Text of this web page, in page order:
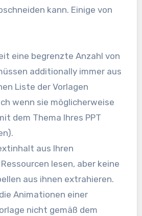
kann. Einige von
eine begrenzte Anzahl von
additionally immer aus
Liste der Vorlagen
wenn sie möglicherweise
dem Thema Ihres PPT
aus Ihren
lesen, aber keine
aus ihnen extrahieren.
Animationen einer
nicht gemäß dem